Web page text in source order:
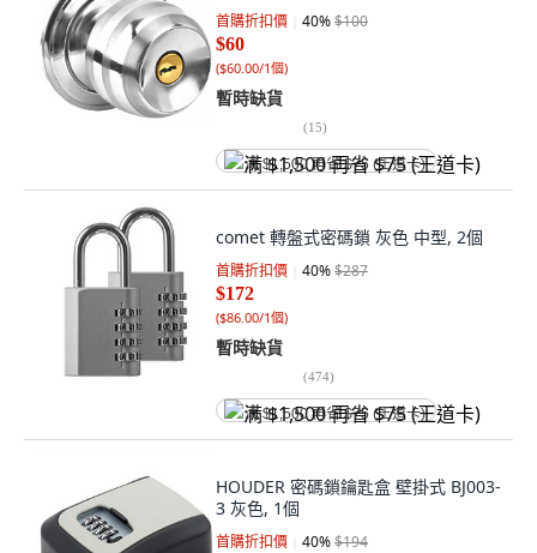
首購折扣價 40%$100
$60
($60.00/1個)
暫時缺貨
(15)
满 $1,500 再省 $75 (王道卡)
comet 轉盤式密碼鎖 灰色 中型, 2個
首購折扣價 40%$287
$172
($86.00/1個)
暫時缺貨
(474)
满 $1,500 再省 $75 (王道卡)
HOUDER 密碼鎖鑰匙盒 壁掛式 BJ003-
3 灰色, 1個
首購折扣價 40%$194